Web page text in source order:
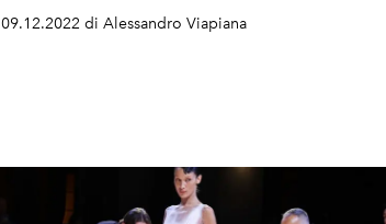
09.12.2022 di Alessandro Viapiana